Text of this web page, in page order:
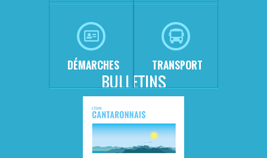
BULLETINS
DÉMARCHES TRANSPORT